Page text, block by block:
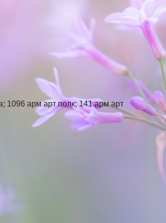
1096 арм арт полк; 141 арм арт